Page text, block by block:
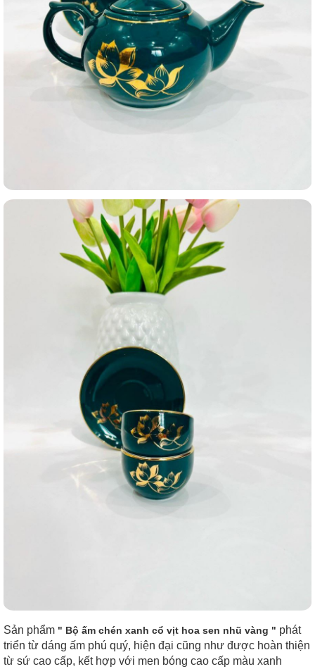
Sản phẩm " Bộ ấm chén xanh cổ vịt hoa sen nhũ vàng " phát
triển từ dáng ấm phú quý, hiện đại cũng như được hoàn thiện
từ sứ cao cấp, kết hợp với men bóng cao cấp màu xanh